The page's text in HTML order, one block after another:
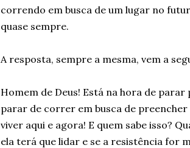
correndo em busca de um lugar no
quase sempre.
A resposta, sempre a mesma, vem a
Homem de Deus! Está na hora de
parar de correr em busca de preencher
viver aqui e agora! E quem sabe isso?
ela terá que lidar e se a resistência for